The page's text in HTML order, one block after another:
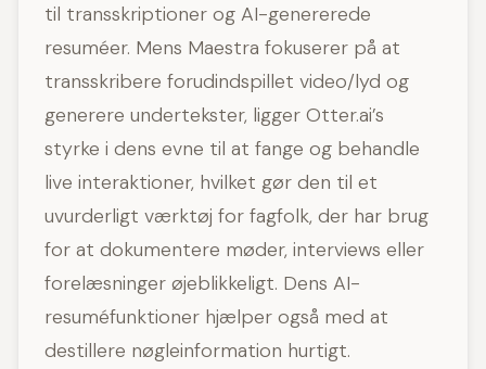
til transskriptioner og AI-genererede
resuméer. Mens Maestra fokuserer på at
transskribere forudindspillet video/lyd og
generere undertekster, ligger Otter.ai’s
styrke i dens evne til at fange og behandle
live interaktioner, hvilket gør den til et
uvurderligt værktøj for fagfolk, der har brug
for at dokumentere møder, interviews eller
forelæsninger øjeblikkeligt. Dens AI-
resuméfunktioner hjælper også med at
destillere nøgleinformation hurtigt.